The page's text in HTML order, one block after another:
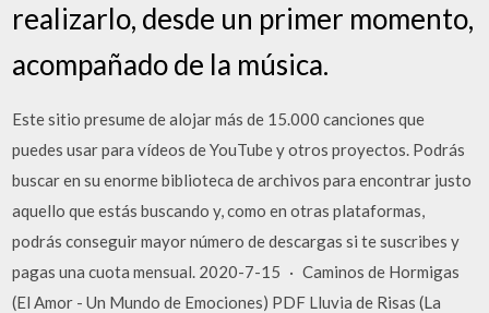
realizarlo, desde un primer momento,
acompañado de la música.
Este sitio presume de alojar más de 15.000 canciones que
puedes usar para vídeos de YouTube y otros proyectos. Podrás
buscar en su enorme biblioteca de archivos para encontrar justo
aquello que estás buscando y, como en otras plataformas,
podrás conseguir mayor número de descargas si te suscribes y
pagas una cuota mensual. 2020-7-15 · Caminos de Hormigas
(El Amor - Un Mundo de Emociones) PDF Lluvia de Risas (La